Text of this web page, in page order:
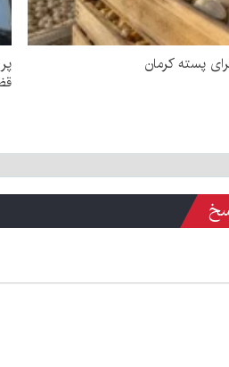
پسته کرمان